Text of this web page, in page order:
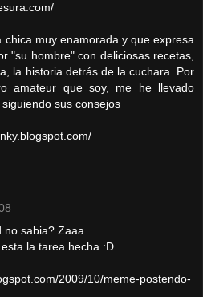
chica muy enamorada y que expresa
"su hombre" con deliciosas recetas,
la historia detrás de la cuchara. Por
amateur que soy, me he llevado
sus consejos
no sabia? Zaaa
la tarea hecha :D
2009/10/meme-postendo-